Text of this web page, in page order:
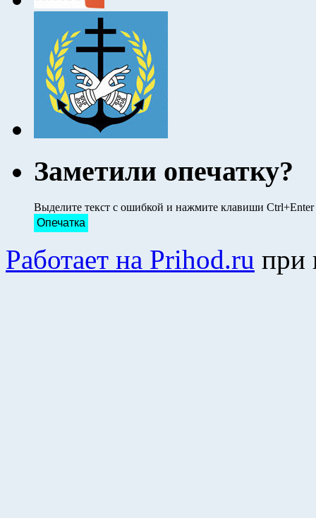
Заметили опечатку?
Выделите текст с ошибкой и нажмите клавиши
Опечатка
Работает на Prihod.ru при